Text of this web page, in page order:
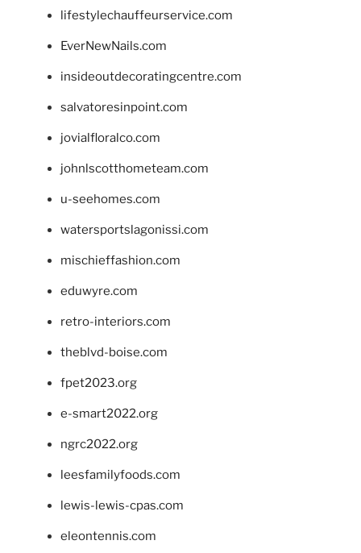
lifestylechauffeurservice.com
EverNewNails.com
insideoutdecoratingcentre.com
salvatoresinpoint.com
jovialfloralco.com
johnlscotthometeam.com
u-seehomes.com
watersportslagonissi.com
mischieffashion.com
eduwyre.com
retro-interiors.com
theblvd-boise.com
fpet2023.org
e-smart2022.org
ngrc2022.org
leesfamilyfoods.com
lewis-lewis-cpas.com
eleontennis.com